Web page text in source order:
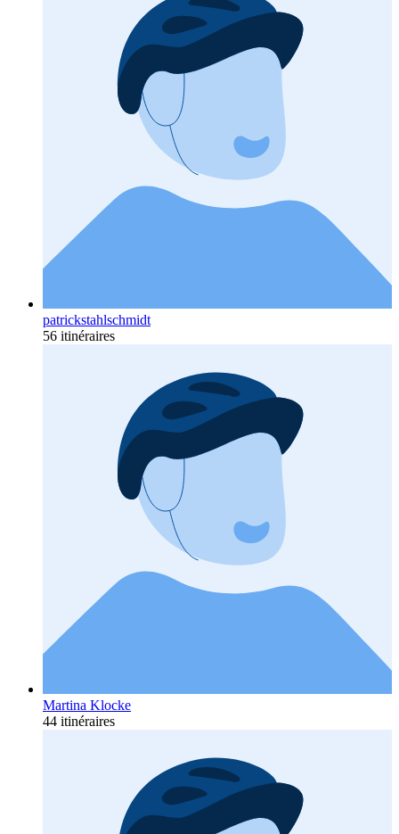
patrickstahlschmidt
56 itinéraires
Martina Klocke
44 itinéraires